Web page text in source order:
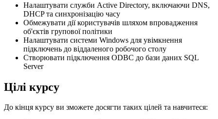
Налаштувати служби Active Directory, включаючи DNS,
DHCP та синхронізацію часу
Обмежувати дії користувачів шляхом впровадження
об'єктів групової політики
Налаштувати системи Windows для увімкнення
підключень до віддаленого робочого столу
Створювати підключення ODBC до бази даних SQL
Server
Цілі курсу
До кінця курсу ви зможете досягти таких цілей та навчитеся: